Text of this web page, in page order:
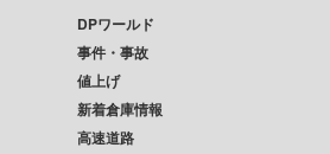
DPワールド
事件・事故
値上げ
新着倉庫情報
高速道路